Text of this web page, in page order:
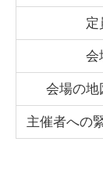
定
会
会場の地
主催者への